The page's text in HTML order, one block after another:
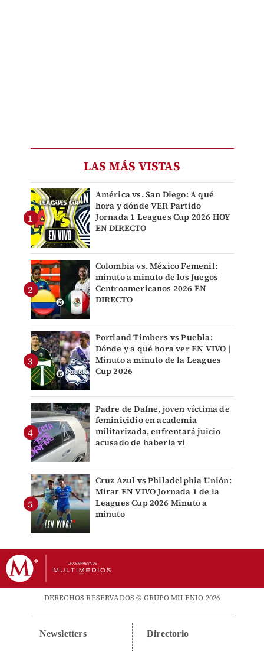
LAS MÁS VISTAS
América vs. San Diego: A qué
hora y dónde VER Partido
Jornada 1 Leagues Cup 2026 HOY
EN DIRECTO
Colombia vs. México Femenil:
minuto a minuto de los Juegos
Centroamericanos 2026 EN
DIRECTO
Portland Timbers vs Puebla:
Dónde y a qué hora ver EN VIVO |
Minuto a minuto de la Leagues
Cup 2026
Padre de Dafne, joven víctima de
feminicidio en academia
militarizada, enfrentará juicio
acusado de haberla vi
Cruz Azul vs Philadelphia Unión:
Mirar EN VIVO Jornada 1 de la
Leagues Cup 2026 Minuto a
minuto
DERECHOS RESERVADOS © GRUPO MILENIO 2026
Newsletters Directorio